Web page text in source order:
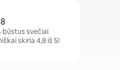
būstus svečiai
skiria 4,8 iš 5!